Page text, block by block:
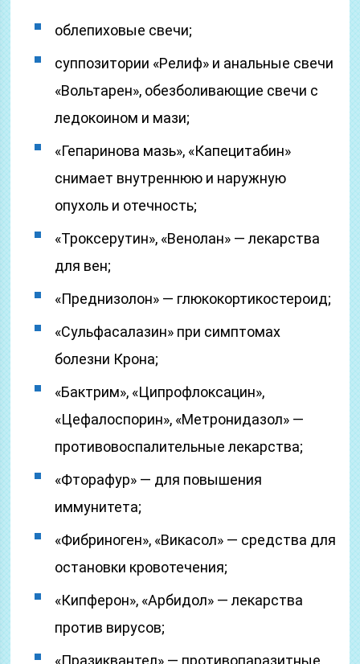
облепиховые свечи;
суппозитории «Релиф» и анальные свечи
«Вольтарен», обезболивающие свечи с
ледокоином и мази;
«Гепаринова мазь», «Капецитабин»
снимает внутреннюю и наружную
опухоль и отечность;
«Троксерутин», «Венолан» — лекарства
для вен;
«Преднизолон» — глюкокортикостероид;
«Сульфасалазин» при симптомах
болезни Крона;
«Бактрим», «Ципрофлоксацин»,
«Цефалоспорин», «Метронидазол» —
противовоспалительные лекарства;
«Фторафур» — для повышения
иммунитета;
«Фибриноген», «Викасол» — средства для
остановки кровотечения;
«Кипферон», «Арбидол» — лекарства
против вирусов;
«Празиквантел» — противопаразитные